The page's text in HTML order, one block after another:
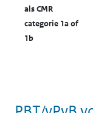
als CMR
categorie 1a of
1b